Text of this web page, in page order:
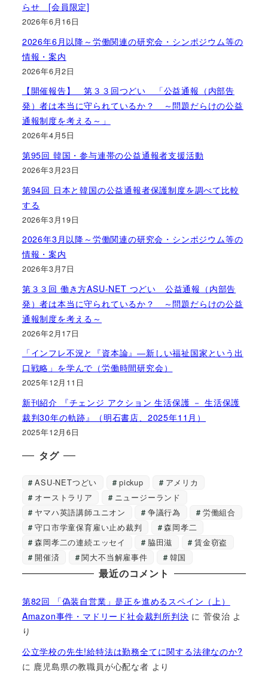
らせ [会員限定]
2026年6月16日
2026年6月以降～労働関連の研究会・シンポジウム等の
情報・案内
2026年6月2日
【開催報告】 第３３回つどい 「公益通報（内部告
発）者は本当に守られているか？ ～問題だらけの公益
通報制度を考える～」
2026年4月5日
第95回 韓国・参与連帯の公益通報者支援活動
2026年3月23日
第94回 日本と韓国の公益通報者保護制度を調べて比較
する
2026年3月19日
2026年3月以降～労働関連の研究会・シンポジウム等の
情報・案内
2026年3月7日
第３３回 働き方ASU-NET つどい 公益通報（内部告
発）者は本当に守られているか？ ～問題だらけの公益
通報制度を考える～
2026年2月17日
「インフレ不況と『資本論』―新しい福祉国家という出
口戦略」を学んで（労働時間研究会）
2025年12月11日
新刊紹介 『チェンジ アクション 生活保護 － 生活保護
裁判30年の軌跡』（明石書店、2025年11月）
2025年12月6日
タグ
ASU-NETつどい pickup
アメリカ
オーストラリア
ニュージーランド
ヤマハ英語講師ユニオン
争議行為
労働組合
守口市学童保育雇い止め裁判
森岡孝二
森岡孝二の連続エッセイ
脇田滋
賃金窃盗
開催済
関大不当解雇事件 韓国
最近のコメント
第82回 「偽装自営業」是正を進めるスペイン（上）
Amazon事件・マドリード社会裁判所判決 に菅俊治 よ
り
公立学校の先生!給特法は勤務全てに関する法律なのか?
に 鹿児島県の教職員が心配な者 より